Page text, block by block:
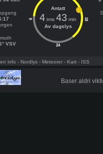
VSV
24
6 18
Antatt
4 tms 43 min
Av dagslys
info - Nordlys - Meteorer - Kart - ISS
Baser aldri